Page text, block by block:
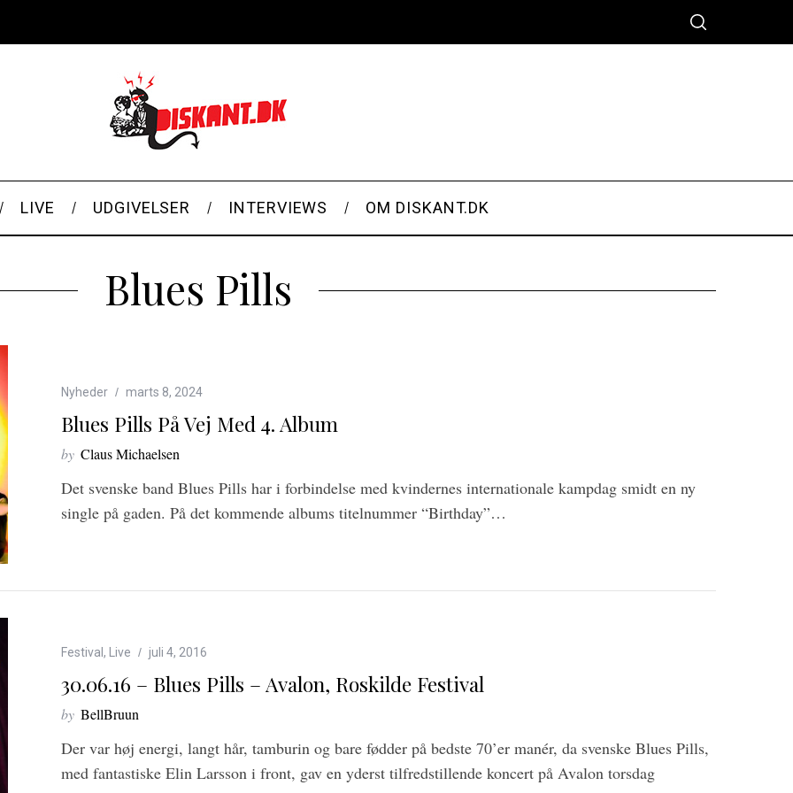
LIVE UDGIVELSER INTERVIEWS OM DISKANT.DK
Blues Pills
Nyheder marts 8, 2024
Blues Pills På Vej Med 4. Album
by Claus Michaelsen
Det svenske band Blues Pills har i forbindelse med kvindernes internationale kampdag smidt en ny
single på gaden. På det kommende albums titelnummer “Birthday”…
Festival , Live juli 4, 2016
30.06.16 – Blues Pills – Avalon, Roskilde Festival
by BellBruun
Der var høj energi, langt hår, tamburin og bare fødder på bedste 70’er manér, da svenske Blues Pills,
med fantastiske Elin Larsson i front, gav en yderst tilfredstillende koncert på Avalon torsdag